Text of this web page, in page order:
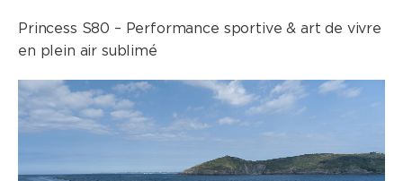
Princess S80 – Performance sportive & art de vivre
en plein air sublimé